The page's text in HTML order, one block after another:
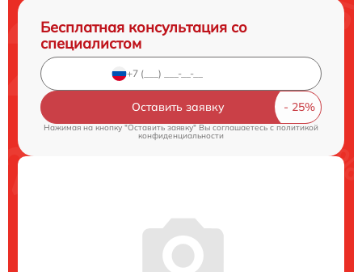
Бесплатная консультация со
специалистом
Оставить заявку
Нажимая на кнопку "Оставить заявку" Вы соглашаетесь cполитикой
конфиденциальности